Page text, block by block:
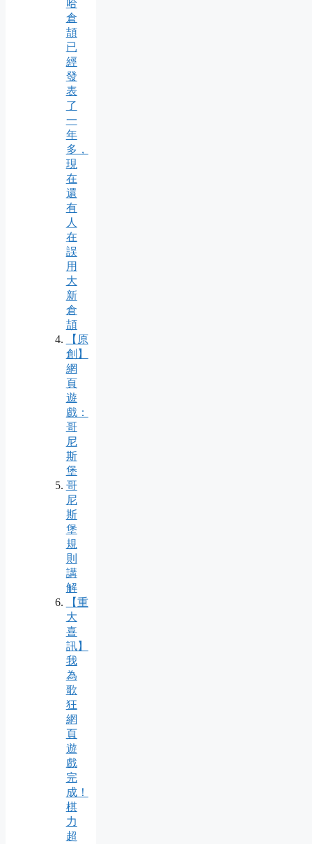
哈
倉
頡
已
經
發
表
了
一
年
多，
現
在
還
有
人
在
誤
用
大
新
倉
頡
【原
創】
網
頁
遊
戲：
哥
尼
斯
堡
哥
尼
斯
堡
規
則
講
解
【重
大
喜
訊】
我
為
歌
狂
網
頁
遊
戲
完
成！
棋
力
超